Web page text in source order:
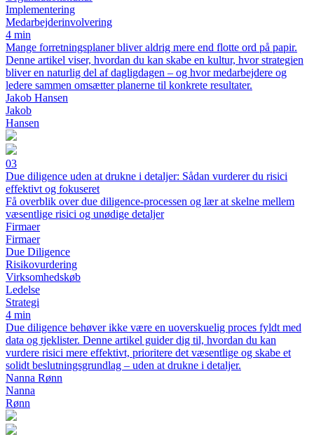
Implementering
Medarbejderinvolvering
4 min
Mange forretningsplaner bliver aldrig mere end flotte ord på papir.
Denne artikel viser, hvordan du kan skabe en kultur, hvor strategien
bliver en naturlig del af dagligdagen – og hvor medarbejdere og
ledere sammen omsætter planerne til konkrete resultater.
Jakob Hansen
Jakob
Hansen
03
Due diligence uden at drukne i detaljer: Sådan vurderer du risici
effektivt og fokuseret
Få overblik over due diligence-processen og lær at skelne mellem
væsentlige risici og unødige detaljer
Firmaer
Firmaer
Due Diligence
Risikovurdering
Virksomhedskøb
Ledelse
Strategi
4 min
Due diligence behøver ikke være en uoverskuelig proces fyldt med
data og tjeklister. Denne artikel guider dig til, hvordan du kan
vurdere risici mere effektivt, prioritere det væsentlige og skabe et
solidt beslutningsgrundlag – uden at drukne i detaljer.
Nanna Rønn
Nanna
Rønn